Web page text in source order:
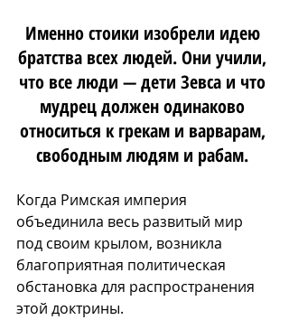
Именно стоики изобрели идею
братства всех людей. Они учили,
что все люди — дети Зевса и что
мудрец должен одинаково
относиться к грекам и варварам,
свободным людям и рабам.
Когда Римская империя
объединила весь развитый мир
под своим крылом, возникла
благоприятная политическая
обстановка для распространения
этой доктрины.